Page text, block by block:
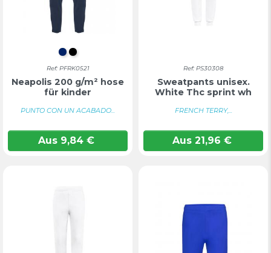
MARINEBLAU
TIEFSCHWARZ
Ref: PFRK0521
Neapolis 200 g/m² hose
für kinder
PUNTO CON UN ACABADO...
Aus 9,84 €
Ref: PS30308
Sweatpants unisex.
White Thc sprint wh
FRENCH TERRY,...
Aus21,96 €